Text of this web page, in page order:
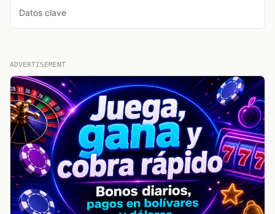
Datos clave
ADVERTISEMENT